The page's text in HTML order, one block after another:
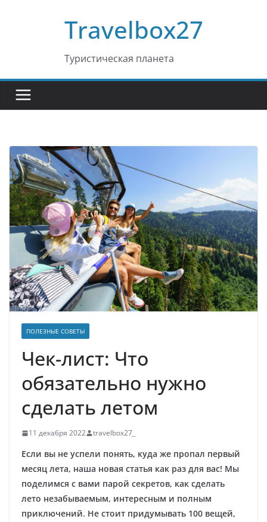
Travelbox27
Туристическая планета
ПОЛЕЗНЫЕ СОВЕТЫ
Чек-лист: Что
обязательно нужно
сделать летом
11 декабря 2022 travelbox27_
Если вы не успели понять, куда же пропал первый
месяц лета, наша новая статья как раз для вас! Мы
поделимся с вами парой секретов, как сделать
лето незабываемым, интересным и полным
приключений. Не стоит придумывать 100 вещей,